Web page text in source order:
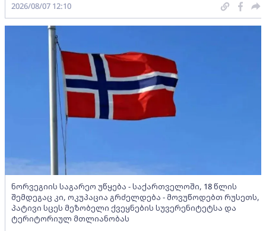
2026/08/07 12:10
ნორვეგიის საგარეო უწყება - საქართველოში, 18 წლის
შემდეგაც კი, ოკუპაცია გრძელდება - მოვუწოდებთ რუსეთს,
პატივი სცეს მეზობელი ქვეყნების სუვერენიტეტსა და
ტერიტორიულ მთლიანობას